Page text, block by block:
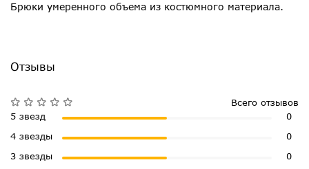
Брюки умеренного объема из костюмного материала.
Отзывы
Всего отзывов
5 звезд
0
4 звезды
0
3 звезды
0